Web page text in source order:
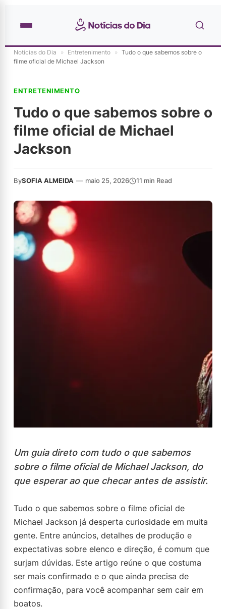
Notícias do Dia » Entretenimento » Tudo o que sabemos sobre o
filme oficial de Michael Jackson
ENTRETENIMENTO
Tudo o que sabemos sobre o
filme oficial de Michael
Jackson
BySOFIA ALMEIDA — maio 25, 2026 11 min Read
Um guia direto com tudo o que sabemos
sobre o filme oficial de Michael Jackson, do
que esperar ao que checar antes de assistir.
Tudo o que sabemos sobre o filme oficial de
Michael Jackson já desperta curiosidade em muita
gente. Entre anúncios, detalhes de produção e
expectativas sobre elenco e direção, é comum que
surjam dúvidas. Este artigo reúne o que costuma
ser mais confirmado e o que ainda precisa de
confirmação, para você acompanhar sem cair em
boatos.